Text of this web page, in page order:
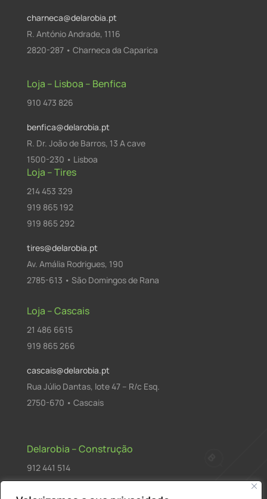
charneca@delarobia.pt
R. António Andrade, 1116
2820-287 • Charneca da Caparica
Loja – Lisboa – Benfica
910 473 826
benfica@delarobia.pt
R. Dr. João de Barros, 13 A cave
1500-230 • Lisboa
Loja – Tires
214 453 329
919 865 192
919 865 292
tires@delarobia.pt
Av. Amália Rodrigues, 190
2785-613 • São Domingos de Rana
Loja – Cascais
21 486 6615
919 865 266
cascais@delarobia.pt
Rua Júlio Dantas, lote 47 – R/c Esq.
2750-670 • Cascais
Delarobia – Construção
912 441 514